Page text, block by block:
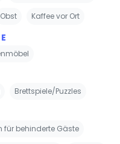
Obst Kaffee vor Ort
Brettspiele/Puzzles
für behinderte Gäste